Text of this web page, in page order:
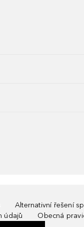
Alternativní řešení
údajů
Obecná